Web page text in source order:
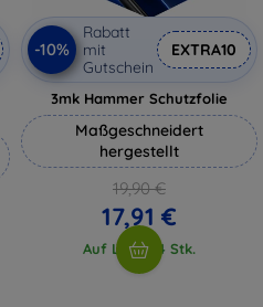
-10%
Rabatt
mit
Gutschein
EXTRA10
3mk Hammer Schutzfolie
Maßgeschneidert
hergestellt
19,90 €
17,91 €
Auf Lager 4 Stk.